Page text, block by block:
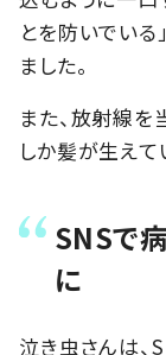
とを防いでいる
ました。
また、放射線を
しか髪が生えて
SNSで
に
泣き虫さんは